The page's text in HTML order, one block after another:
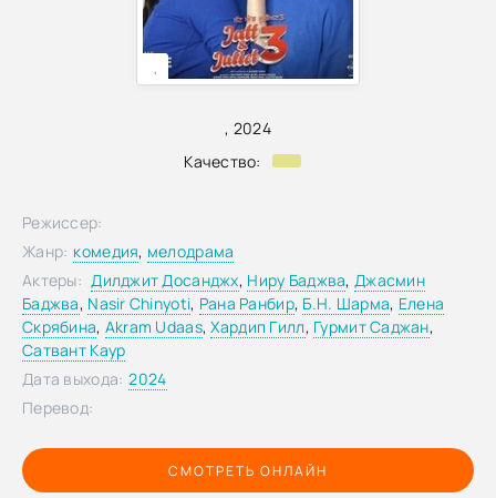
, 2024
Качество:
,
СМОТРЕТЬ ОНЛАЙН
Режиссер:
Жанр: комедия, мелодрама
Актеры: Дилджит Досанджх, Ниру Баджва, Джасмин
Баджва, Nasir Chinyoti, Рана Ранбир, Б.Н. Шарма, Елена
Скрябина, Akram Udaas,Хардип Гилл, Гурмит Саджан,
Сатвант Каур
Дата выхода: 2024
Перевод: